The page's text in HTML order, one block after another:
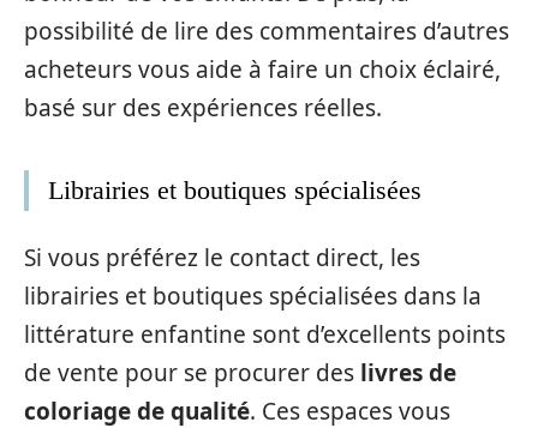
possibilité de lire des commentaires d’autres
acheteurs vous aide à faire un choix éclairé,
basé sur des expériences réelles.
Librairies et boutiques spécialisées
Si vous préférez le contact direct, les
librairies et boutiques spécialisées dans la
littérature enfantine sont d’excellents points
de vente pour se procurer des livres de
coloriage de qualité. Ces espaces vous